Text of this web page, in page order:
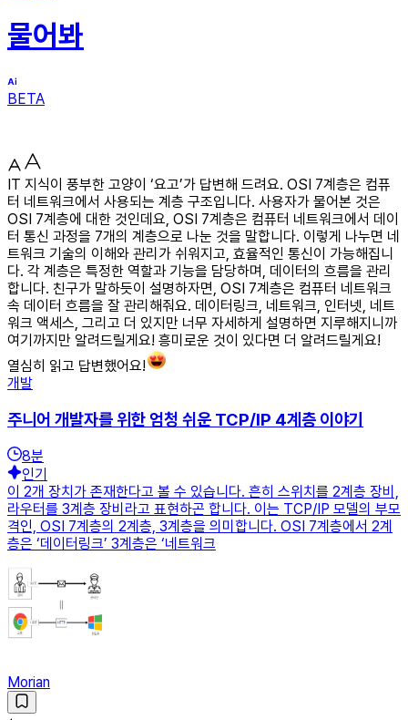
물어봐
BETA
IT 지식이 풍부한 고양이 ‘요고’가 답변해 드려요. OSI 7계층은 컴퓨
터 네트워크에서 사용되는 계층 구조입니다. 사용자가 물어본 것은
OSI 7계층에 대한 것인데요, OSI 7계층은 컴퓨터 네트워크에서 데이
터 통신 과정을 7개의 계층으로 나눈 것을 말합니다. 이렇게 나누면 네
트워크 기술의 이해와 관리가 쉬워지고, 효율적인 통신이 가능해집니
다. 각 계층은 특정한 역할과 기능을 담당하며, 데이터의 흐름을 관리
합니다. 친구가 말하듯이 설명하자면, OSI 7계층은 컴퓨터 네트워크
속 데이터 흐름을 잘 관리해줘요. 데이터링크, 네트워크, 인터넷, 네트
워크 액세스, 그리고 더 있지만 너무 자세하게 설명하면 지루해지니까
여기까지만 알려드릴게요! 흥미로운 것이 있다면 더 알려드릴게요!
열심히 읽고 답변했어요!
개발
주니어 개발자를 위한 엄청 쉬운 TCP/IP 4계층 이야기
8분
인기
이 2개 장치가 존재한다고 볼 수 있습니다. 흔히 스위치를 2계층 장비,
라우터를 3계층 장비라고 표현하곤 합니다. 이는 TCP/IP 모델의 부모
격인, OSI 7계층의 2계층, 3계층을 의미합니다. OSI 7계층에서 2계
층은 ‘데이터링크’ 3계층은 ‘네트워크
Morian